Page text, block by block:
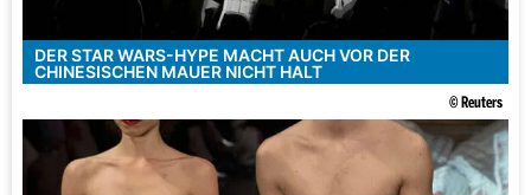
DER STAR WARS-HYPE MACHT AUCH VOR DER
CHINESISCHEN MAUER NICHT HALT
© Reuters